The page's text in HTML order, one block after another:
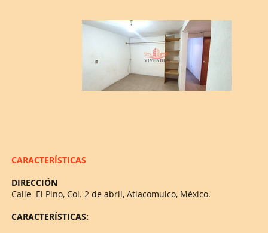
CARACTERÍSTICAS
DIRECCIÓN
Calle El Pino, Col. 2 de abril, Atlacomulco, México.
CARACTERÍSTICAS: